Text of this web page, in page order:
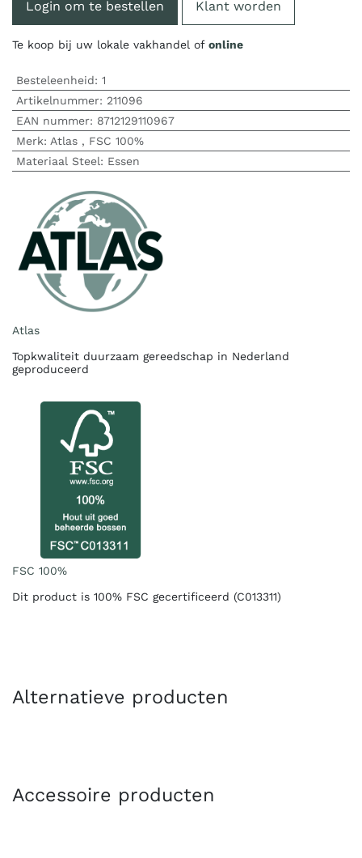
Login om te bestellen Klant worden
Te koop bij uw lokale vakhandel of online
Besteleenheid: 1
Artikelnummer: 211096
EAN nummer: 8712129110967
Merk: Atlas, FSC 100%
Materiaal Steel: Essen
Atlas
Topkwaliteit duurzaam gereedschap in Nederland
geproduceerd
FSC 100%
Dit product is 100% FSC gecertificeerd (C013311)
Alternatieve producten
Accessoire producten